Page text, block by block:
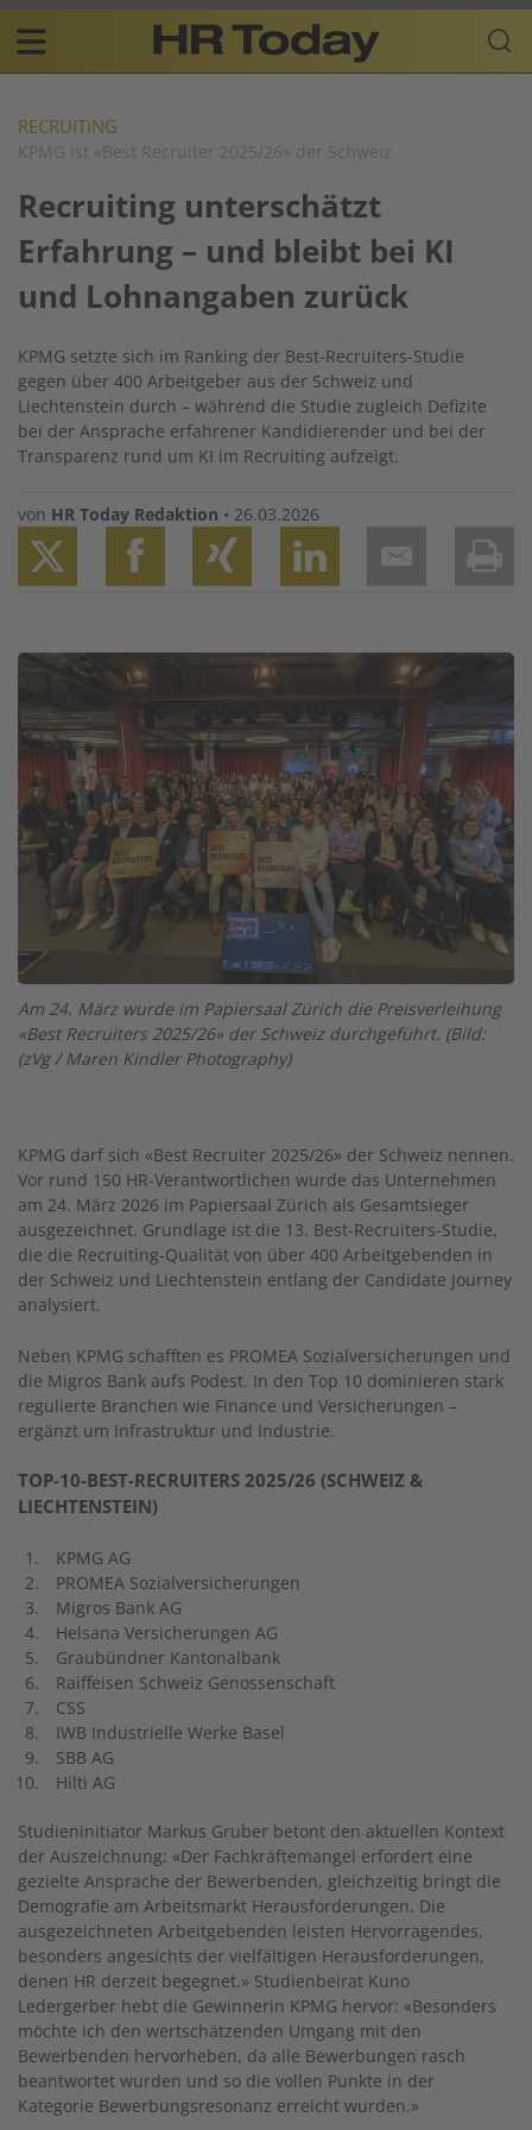
Skip
content
Plattform
für
Resources
navigation
DE
RECRUITING
KPMG ist «Best Recruiter 2025/26» der Schweiz
Recruiting unterschätzt
Erfahrung – und bleibt bei KI
und Lohnangaben zurück
KPMG setzte sich im Ranking der Best-Recruiters-Studie
gegen über 400 Arbeitgeber aus der Schweiz und
Liechtenstein durch – während die Studie zugleich Defizite
bei der Ansprache erfahrener Kandidierender und bei der
Transparenz rund um KI im Recruiting aufzeigt.
von HR Today Redaktion • 26.03.2026
Image
Am 24. März wurde im Papiersaal Zürich die Preisverleihung
«Best Recruiters 2025/26» der Schweiz durchgeführt. (Bild:
(zVg / Maren Kindler Photography)
KPMG darf sich «Best Recruiter 2025/26» der Schweiz nennen.
Vor rund 150 HR-Verantwortlichen wurde das Unternehmen
am 24. März 2026 im Papiersaal Zürich als Gesamtsieger
ausgezeichnet. Grundlage ist die 13. Best-Recruiters-Studie,
die die Recruiting-Qualität von über 400 Arbeitgebenden in
der Schweiz und Liechtenstein entlang der Candidate Journey
analysiert.
Neben KPMG schafften es PROMEA Sozialversicherungen und
die Migros Bank aufs Podest. In den Top 10 dominieren stark
regulierte Branchen wie Finance und Versicherungen –
ergänzt um Infrastruktur und Industrie.
TOP-10-BEST-RECRUITERS 2025/26 (SCHWEIZ &
LIECHTENSTEIN)
KPMG AG
PROMEA Sozialversicherungen
Migros Bank AG
Helsana Versicherungen AG
Graubündner Kantonalbank
Raiffeisen Schweiz Genossenschaft
CSS
IWB Industrielle Werke Basel
SBB AG
Hilti AG
Studieninitiator Markus Gruber betont den aktuellen Kontext
der Auszeichnung: «Der Fachkräftemangel erfordert eine
gezielte Ansprache der Bewerbenden, gleichzeitig bringt die
Demografie am Arbeitsmarkt Herausforderungen. Die
ausgezeichneten Arbeitgebenden leisten Hervorragendes,
besonders angesichts der vielfältigen Herausforderungen,
denen HR derzeit begegnet.» Studienbeirat Kuno
Ledergerber hebt die Gewinnerin KPMG hervor: «Besonders
möchte ich den wertschätzenden Umgang mit den
Bewerbenden hervorheben, da alle Bewerbungen rasch
beantwortet wurden und so die vollen Punkte in der
Kategorie Bewerbungsresonanz erreicht wurden.»